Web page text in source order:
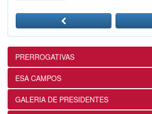
12ª Subseção e ESA
Masterclass sobre
Prática
24/07/2026
12ª Subseção e ESA
ações voltados ao
PRERROGATIVAS
ESA CAMPOS
GALERIA DE PRESIDENTES